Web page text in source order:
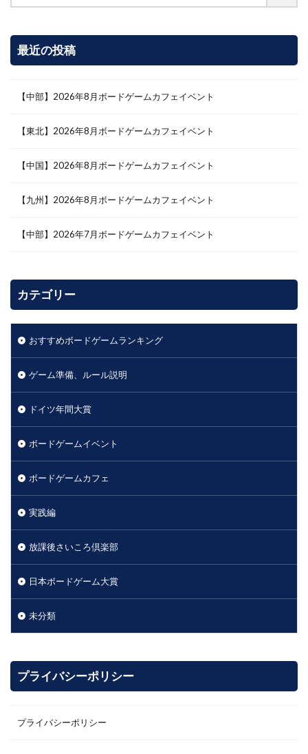
最近の投稿
【中部】2026年8月ボードゲームカフェイベント
【東北】2026年8月ボードゲームカフェイベント
【中国】2026年8月ボードゲームカフェイベント
【九州】2026年8月ボードゲームカフェイベント
【中部】2026年7月ボードゲームカフェイベント
カテゴリー
おすすめボードゲームランキング
ゲーム準備、ルール説明
ドイツ年間大賞
ボードゲームイベント
ボードゲームカフェ
実践編
放課後さいころ倶楽部
日本ボードゲーム大賞
未分類
プライバシーポリシー
プライバシーポリシー